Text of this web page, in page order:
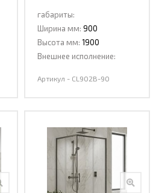
габариты:
Ширина мм: 900
Высота мм: 1900
Внешнее исполнение:
Артикул - CL902B-90